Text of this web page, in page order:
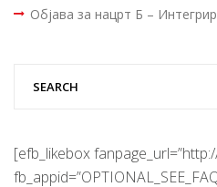
Објава за нацрт Б –
[efb_likebox